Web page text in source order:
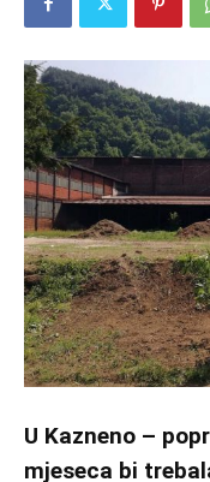
U Kazneno –
mjeseca bi